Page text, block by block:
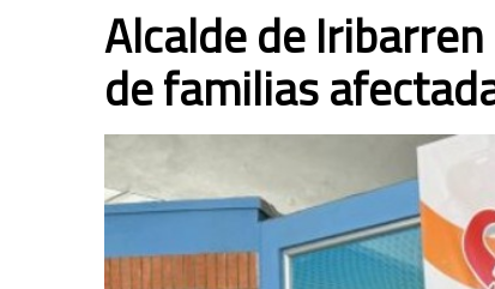
Alcalde de
de familias